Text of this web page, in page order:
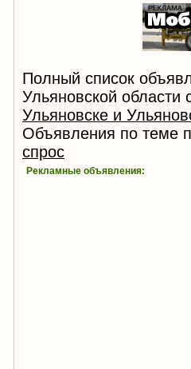
Полный список
Ульяновской области
Ульяновске и
Объявления по теме
спрос
Рекламные объявления: